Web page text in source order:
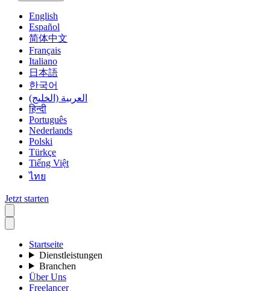
English
Español
简体中文
Français
Italiano
日本語
한국어
العربية (الخليج)
हिन्दी
Português
Nederlands
Polski
Türkçe
Tiếng Việt
ไทย
Jetzt starten
Startseite
Dienstleistungen
Branchen
Über Uns
Freelancer